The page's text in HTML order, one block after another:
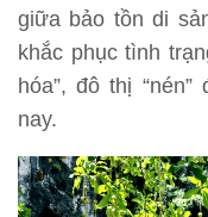
giữa bảo tồn di
khắc phục tình
hóa”, đô thị
nay.